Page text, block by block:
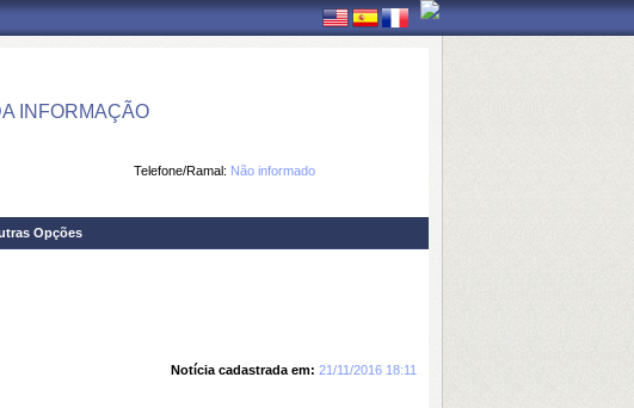
INFORMAÇÃO
Telefone/Ramal: Não informado
Opções
Notícia cadastrada em: 21/11/2016 18:11